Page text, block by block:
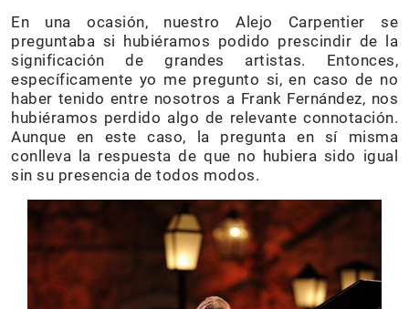
En una ocasión, nuestro Alejo Carpentier se
preguntaba si hubiéramos podido prescindir de la
significación de grandes artistas. Entonces,
específicamente yo me pregunto si, en caso de no
haber tenido entre nosotros a Frank Fernández, nos
hubiéramos perdido algo de relevante connotación.
Aunque en este caso, la pregunta en sí misma
conlleva la respuesta de que no hubiera sido igual
sin su presencia de todos modos.